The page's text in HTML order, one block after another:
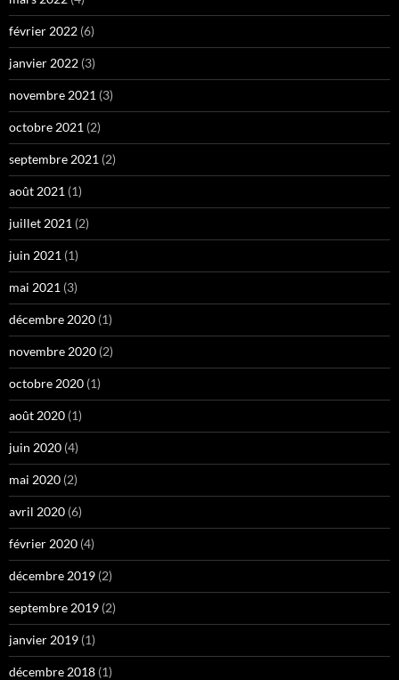
février 2022 (6)
janvier 2022 (3)
novembre 2021 (3)
octobre 2021 (2)
septembre 2021 (2)
août 2021 (1)
juillet 2021 (2)
juin 2021 (1)
mai 2021 (3)
décembre 2020 (1)
novembre 2020 (2)
octobre 2020 (1)
août 2020 (1)
juin 2020 (4)
mai 2020 (2)
avril 2020 (6)
février 2020 (4)
décembre 2019 (2)
septembre 2019 (2)
janvier 2019 (1)
décembre 2018 (1)